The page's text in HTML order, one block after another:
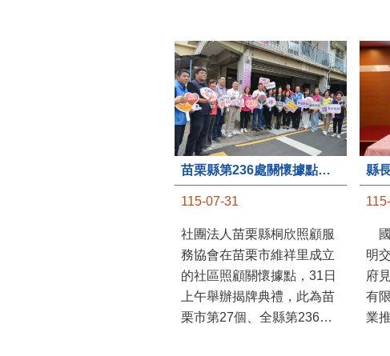
苗栗縣第236處關懷據點在苗栗市維祥里揭牌
115-07-31
社團法人苗栗縣桐欣照顧服
務協會在苗栗市維祥里成立
的社區照顧關懷據點，31日
上午舉辦揭牌典禮，此為苗
栗市第27個、全縣第236處
國
明
府
有
業